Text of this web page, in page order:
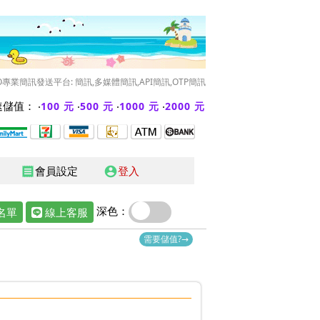
業簡訊發送平台: 簡訊,多媒體簡訊,API簡訊,OTP簡訊
值： ‧100 元 ‧500 元 ‧1000 元 ‧2000 元
receipt 會員設定 account_circle登入
單 線上客服 深色：
需要儲值?→